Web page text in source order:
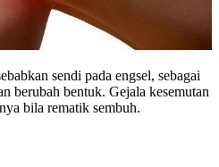
sendi pada engsel, sebagai
berubah bentuk. Gejala kesemutan
bila rematik sembuh.